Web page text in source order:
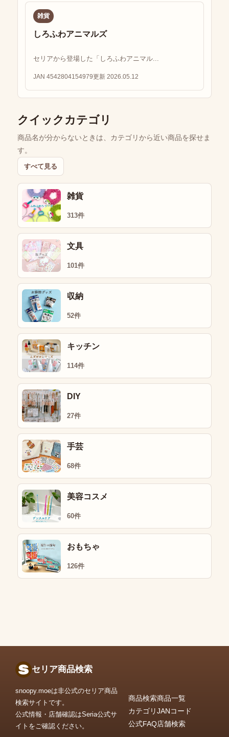
雑貨
しろふわアニマルズ
セリアから登場した「しろふわアニマル...
JAN 4542804154979更新 2026.05.12
クイックカテゴリ
商品名が分からないときは、カテゴリから近い商品を探せま
す。
すべて見る
雑貨
313件
文具
101件
収納
52件
キッチン
114件
DIY
27件
手芸
68件
美容コスメ
60件
おもちゃ
126件
セリア商品検索
snoopy.moeは非公式のセリア商品
検索サイトです。
公式情報・店舗確認はSeria公式サ
イトをご確認ください。
商品検索商品一覧
カテゴリJANコード
公式FAQ店舗検索